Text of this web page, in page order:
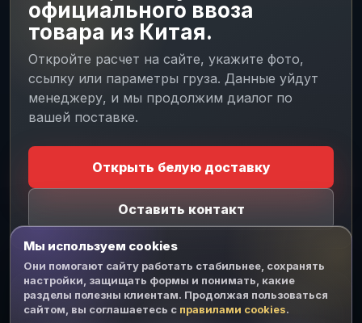
официального ввоза
товара из Китая.
Откройте расчет на сайте, укажите фото,
ссылку или параметры груза. Данные уйдут
менеджеру, и мы продолжим диалог по
вашей поставке.
Открыть белую доставку
Оставить контакт
Растаможка
грузов из
Документы
для импорта
Пошлины и
НДС при
CJ MESSENGER
На связи
Напишите менеджеру CJ
Войдите или создайте кабинет прямо здесь.
Диалог останется на сайте, а менеджер ответит
Войти Создать Пароль
Мы используем cookies
Они помогают сайту работать стабильнее, сохранять
настройки, защищать формы и понимать, какие
разделы полезны клиентам. Продолжая пользоваться
сайтом, вы соглашаетесь с правилами cookies.